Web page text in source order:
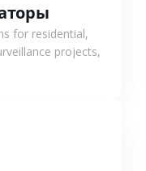
for residential,
projects,